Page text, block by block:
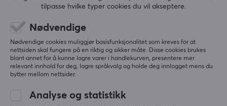
1
0%
SKRIV ANMELDELSE
Relevans
tilpasse hvilke typer cookies du vil akseptere.
Nødvendige
Nødvendige cookies muliggjør basisfunksjonalitet som kreves for at
nettsiden skal fungere på en riktig og sikker måte. Disse cookies brukes
blant annet for å kunne lagre varer i handlekurven, presentere mer
relevant innhold for deg, lagre språkvalg og holde deg innlogget mens du
bytter mellom nettsider.
Analyse og statistikk